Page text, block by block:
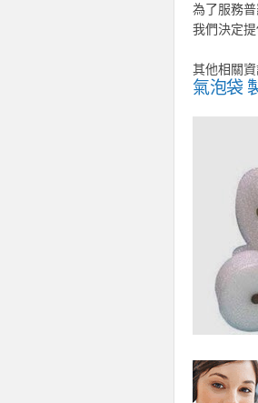
為了服務
我們決定
其他相關資
氣泡袋